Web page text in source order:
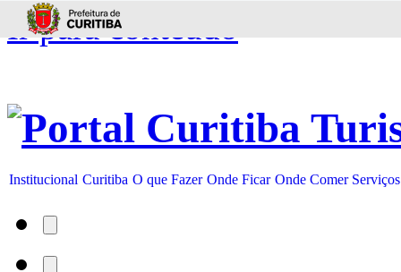
Ir para conteúdo
Institucional Curitiba O que Fazer Onde Ficar Onde Comer Serviços